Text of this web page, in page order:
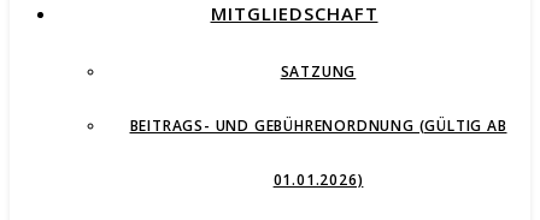
MITGLIEDSCHAFT
SATZUNG
BEITRAGS- UND GEBÜHRENORDNUNG (GÜLTIG AB
01.01.2026)